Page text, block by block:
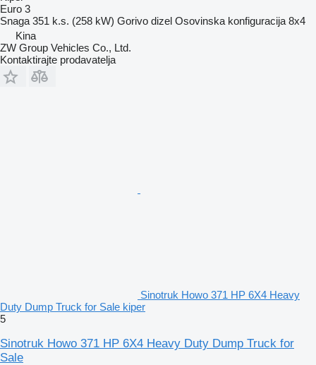
Euro 3
Snaga 351 k.s. (258 kW) Gorivo dizel Osovinska konfiguracija 8x4
Kina
ZW Group Vehicles Co., Ltd.
Kontaktirajte prodavatelja
Sinotruk Howo 371 HP 6X4 Heavy
Duty Dump Truck for Sale kiper
5
Sinotruk Howo 371 HP 6X4 Heavy Duty Dump Truck for
Sale